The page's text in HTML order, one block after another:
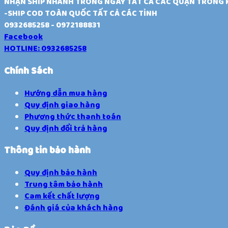
-SHIP COD TOÀN QUỐC TẤT CẢ CÁC TỈNH
0932685258 - 0972188831
Facebook
HOTLINE: 0932685258
Chính Sách
Hướng dẫn mua hàng
Quy định giao hàng
Phương thức thanh toán
Quy định đổi trả hàng
Thông tin bảo hành
Quy định bảo hành
Trung tâm bảo hành
Cam kết chất lượng
Đánh giá của khách hàng